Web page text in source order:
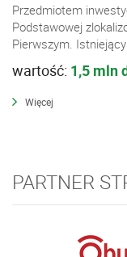
Przedmiotem
Podstawowej
Pierwszym. Istniejący
wartość: 1,5 mln
Więcej
PARTNER